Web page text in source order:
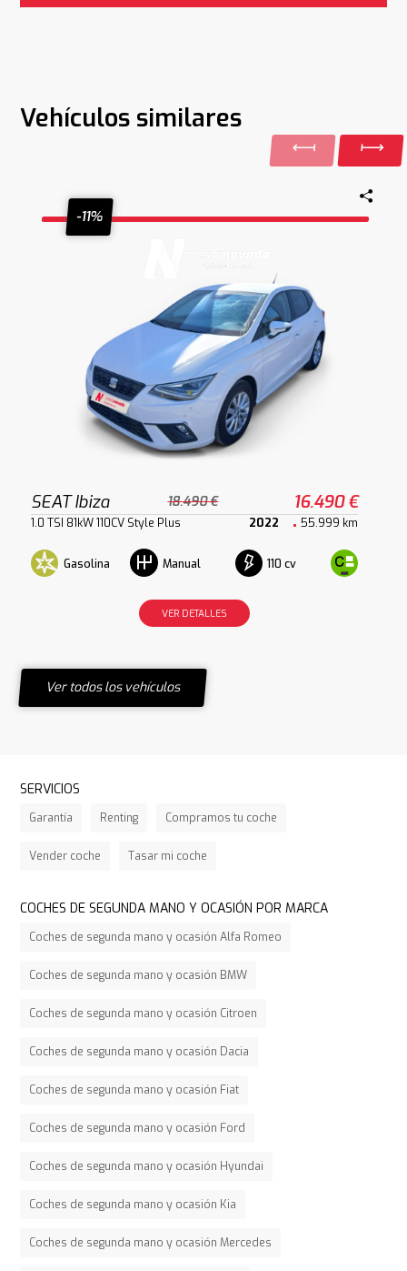
Vehículos similares
-11%
SEAT Ibiza 18.490 € 16.490 €
1.0 TSI 81kW 110CV Style Plus 2022 55.999 km
Gasolina Manual 110 cv
VER DETALLES
Ver todos los vehículos
SERVICIOS
Garantía Renting Compramos tu coche
Vender coche Tasar mi coche
COCHES DE SEGUNDA MANO Y OCASIÓN POR MARCA
Coches de segunda mano y ocasión Alfa Romeo
Coches de segunda mano y ocasión BMW
Coches de segunda mano y ocasión Citroen
Coches de segunda mano y ocasión Dacia
Coches de segunda mano y ocasión Fiat
Coches de segunda mano y ocasión Ford
Coches de segunda mano y ocasión Hyundai
Coches de segunda mano y ocasión Kia
Coches de segunda mano y ocasión Mercedes